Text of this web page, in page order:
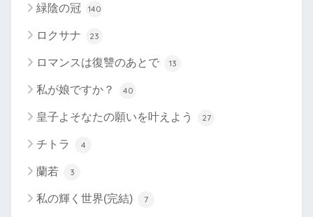
緑陰の冠 140
ロクサナ 23
ロマンスは復讐のあとで 13
私が娘ですか？ 40
皇子よそなたの願いを叶えよう 27
チトラ 4
蘭若 3
私の輝く世界(完結) 7